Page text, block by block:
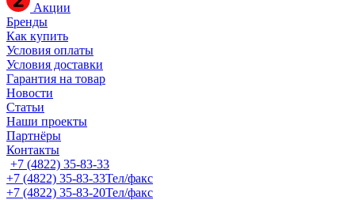
Акции
Бренды
Как купить
Условия оплаты
Условия доставки
Гарантия на товар
Новости
Статьи
Наши проекты
Партнёры
Контакты
+7 (4822) 35-83-33
+7 (4822) 35-83-33Тел/факс
+7 (4822) 35-83-20Тел/факс